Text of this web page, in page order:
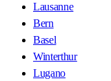
Lausanne
Bern
Basel
Winterthur
Lugano